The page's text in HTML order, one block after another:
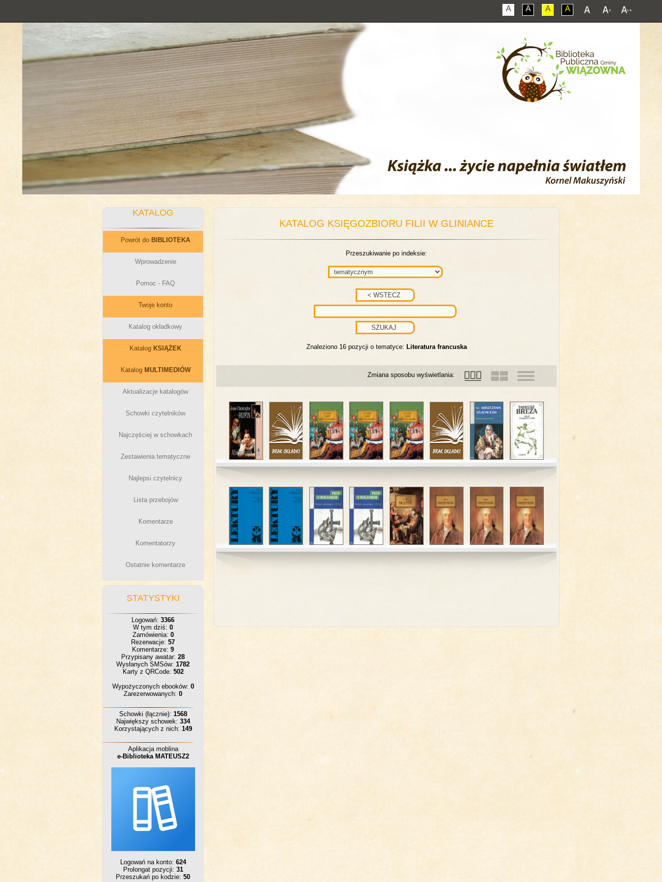
A A A A
KATALOG
Powrót do BIBLIOTEKA
Wprowadzenie
Pomoc - FAQ
Twoje konto
Katalog okładkowy
Katalog KSIĄŻEK
Katalog MULTIMEDIÓW
Aktualizacje katalogów
Schowki czytelników
Najczęściej w schowkach
Zestawienia tematyczne
Najlepsi czytelnicy
Lista przebojów
Komentarze
Komentatorzy
Ostatnie komentarze
STATYSTYKI
Logowań: 3366
W tym dziś: 0
Zamówienia: 0
Rezerwacje: 57
Komentarze: 9
Przypisany awatar: 28
Wysłanych SMSów: 1782
Karty z QRCode: 502
Wypożyczonych ebooków: 0
Zarezerwowanych: 0
Schowki (łącznie): 1568
Największy schowek: 334
Korzystających z nich: 149
Aplikacja moblina
e-Biblioteka MATEUSZ2
Logowań na konto: 624
Prolongat pozycji: 31
Przeszukań po kodzie: 50
KATALOG KSIĘGOZBIORU FILII W GLINIANCE
Przeszukiwanie po indeksie:
Znaleziono 16 pozycji o tematyce: Literatura francuska
Zmiana sposobu wyświetlania: